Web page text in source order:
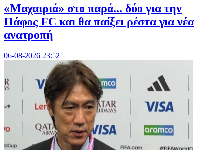
«Μαχαιριά» στο παρά... δύο για την
Πάφος FC και θα παίξει ρέστα για νέα
ανατροπή
06-08-2026 23:52